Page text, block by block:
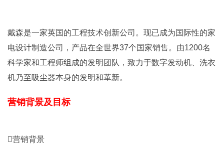
戴森是一家英国的工程技术创新公司。现已成为国际性的家
电设计制造公司，产品在全世界37个国家销售。由1200名
科学家和工程师组成的发明团队，致力于数字发动机、洗衣
机乃至吸尘器本身的发明和革新。
营销背景及目标
营销背景